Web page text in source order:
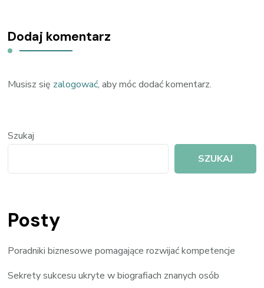
Dodaj komentarz
Musisz się zalogować, aby móc dodać komentarz.
Szukaj
SZUKAJ
Posty
Poradniki biznesowe pomagające rozwijać kompetencje
Sekrety sukcesu ukryte w biografiach znanych osób